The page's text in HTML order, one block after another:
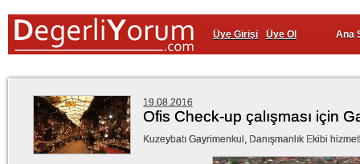
Üye Girişi Üye Ol Ana
19.08.2016
Ofis Check-up çalışması için
Kuzeybatı Gayrimenkul, Danışmanlık Ekibi